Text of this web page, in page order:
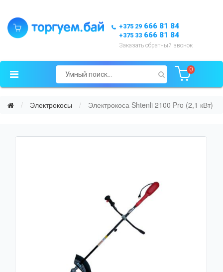
+375 29 666 81 84
+375 33 666 81 84
Заказать обратный звонок
0
Электрокосы Электрокоса Shtenli 2100 Pro (2,1 кВт)